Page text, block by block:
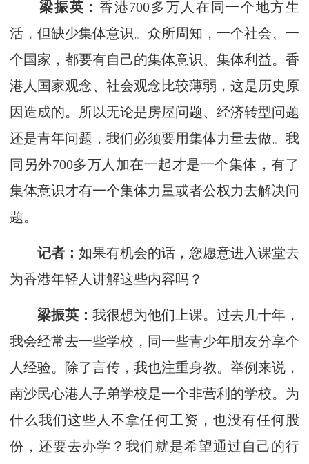
梁振英：香港700多万人在同一个地方生
活，但缺少集体意识。众所周知，一个社会、一
个国家，都要有自己的集体意识、集体利益。香
港人国家观念、社会观念比较薄弱，这是历史原
因造成的。所以无论是房屋问题、经济转型问题
还是青年问题，我们必须要用集体力量去做。我
同另外700多万人加在一起才是一个集体，有了
集体意识才有一个集体力量或者公权力去解决问
题。
记者： 如果有机会的话，您愿意进入课堂去
为香港年轻人讲解这些内容吗？
梁振英： 我很想为他们上课。过去几十年，
我会经常去一些学校，同一些青少年朋友分享个
人经验。除了言传，我也注重身教。举例来说，
南沙民心港人子弟学校是一个非营利的学校。为
什么我们这些人不拿任何工资，也没有任何股
份，还要去办学？我们就是希望通过自己的行